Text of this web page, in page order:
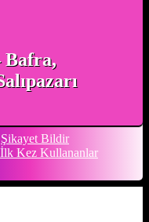
Bafra,
Şikayet Bildir
İlk Kez Kullananlar